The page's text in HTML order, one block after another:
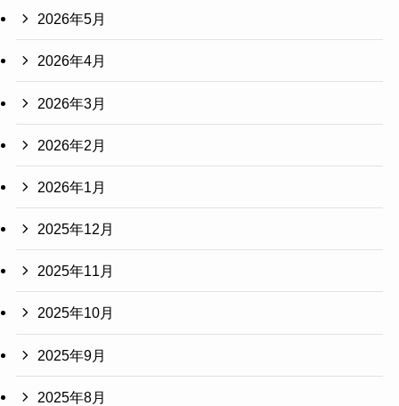
2026年5月
2026年4月
2026年3月
2026年2月
2026年1月
2025年12月
2025年11月
2025年10月
2025年9月
2025年8月